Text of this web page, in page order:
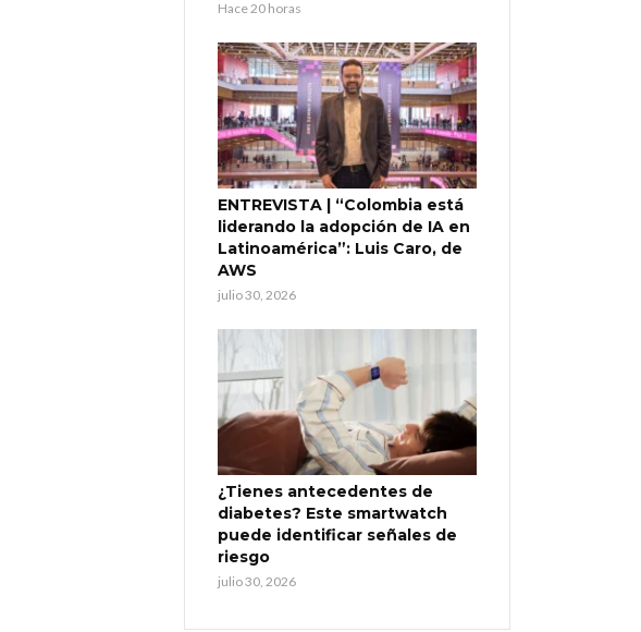
Hace 20 horas
ENTREVISTA | “Colombia está
liderando la adopción de IA en
Latinoamérica”: Luis Caro, de
AWS
julio 30, 2026
¿Tienes antecedentes de
diabetes? Este smartwatch
puede identificar señales de
riesgo
julio 30, 2026